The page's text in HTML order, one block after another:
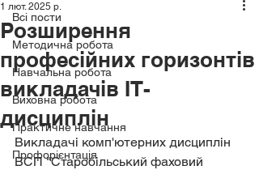
Всі пости
Методична робота
Навчальна робота
Виховна робота
Практичне навчання
Профорієнтація
Розширення
професійних горизонтів
викладачів ІТ-
дисциплін
1 лют. 2025 р.
Викладачі комп'ютерних дисциплін
ВСП "Старобільський фаховий